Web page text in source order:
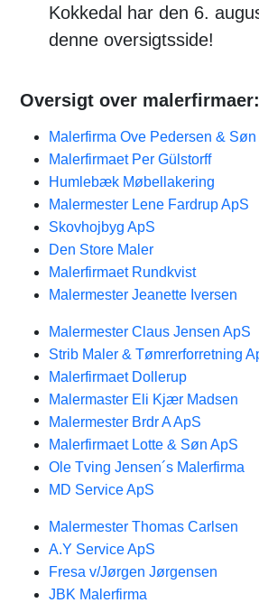
Kokkedal har den 6.
denne oversigtsside!
Oversigt over malerfirmaer:
Malerfirma Ove Pedersen & Søn
Malerfirmaet Per Gülstorff
Humlebæk Møbellakering
Malermester Lene Fardrup ApS
Skovhojbyg ApS
Den Store Maler
Malerfirmaet Rundkvist
Malermester Jeanette Iversen
Malermester Claus Jensen ApS
Strib Maler & Tømrerforretning
Malerfirmaet Dollerup
Malermaster Eli Kjær Madsen
Malermester Brdr A ApS
Malerfirmaet Lotte & Søn ApS
Ole Tving Jensen´s Malerfirma
MD Service ApS
Malermester Thomas Carlsen
A.Y Service ApS
Fresa v/Jørgen Jørgensen
JBK Malerfirma